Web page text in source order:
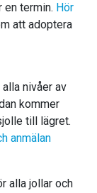
en termin. Hör
att adoptera
nivåer av
kommer
till lägret.
anmälan
alla jollar och